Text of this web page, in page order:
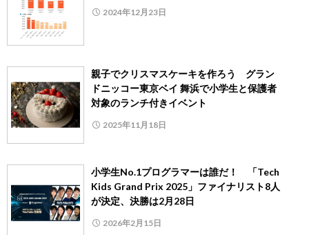
2024年12月23日
親子でクリスマスケーキを作ろう グラン
ドニッコー東京ベイ 舞浜で小学生と保護者
対象のランチ付きイベント
2025年11月18日
小学生No.1プログラマーは誰だ！ 「Tech
Kids Grand Prix 2025」ファイナリスト8人
が決定、決勝は2月28日
2026年2月15日